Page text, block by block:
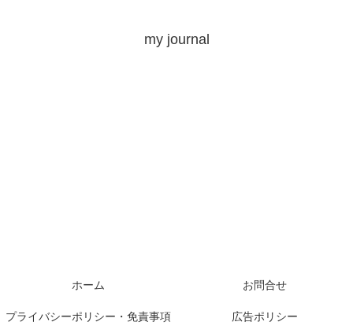
my journal
ホーム お問合せ
プライバシーポリシー・免責事項 広告ポリシー